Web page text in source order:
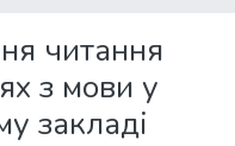
читання
з мови у
закладі